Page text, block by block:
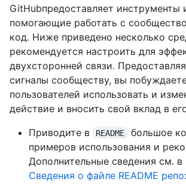
GitHubпредоставляет инструменты
помогающие работать с
код. Ниже приведено несколько
рекомендуется настроить для
двухсторонней связи.
сигналы сообществу, вы
пользователей использовать и
действие и вносить свой вклад в
Приводите в
README
большое
примеров использования и
Дополнительные сведения см. в
Сведения о файле README